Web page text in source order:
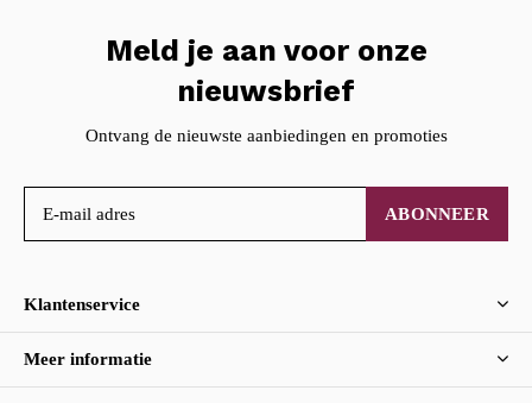
Meld je aan voor onze
nieuwsbrief
Ontvang de nieuwste aanbiedingen en promoties
ABONNEER
Klantenservice
Meer informatie